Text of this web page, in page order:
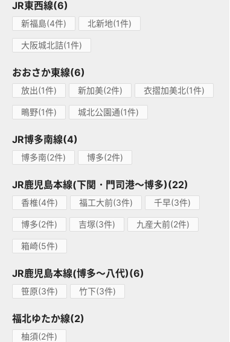
JR東西線(6)
新福島(4件) 北新地(1件)
大阪城北詰(1件)
おおさか東線(6)
放出(1件) 新加美(2件) 衣摺加美北(1件)
鴫野(1件) 城北公園通(1件)
JR博多南線(4)
博多南(2件) 博多(2件)
JR鹿児島本線(下関・門司港～博多)(22)
香椎(4件) 福工大前(3件) 千早(3件)
博多(2件) 吉塚(3件) 九産大前(2件)
箱崎(5件)
JR鹿児島本線(博多～八代)(6)
笹原(3件) 竹下(3件)
福北ゆたか線(2)
柚須(2件)